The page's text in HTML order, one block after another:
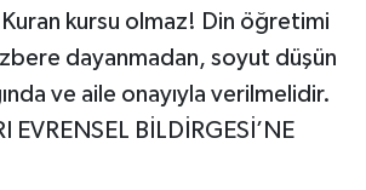
Kuran kursu olmaz! Din öğretimi
dayanmadan, soyut düşün
ve aile onayıyla verilmelidir.
EVRENSEL BİLDİRGESİ’NE